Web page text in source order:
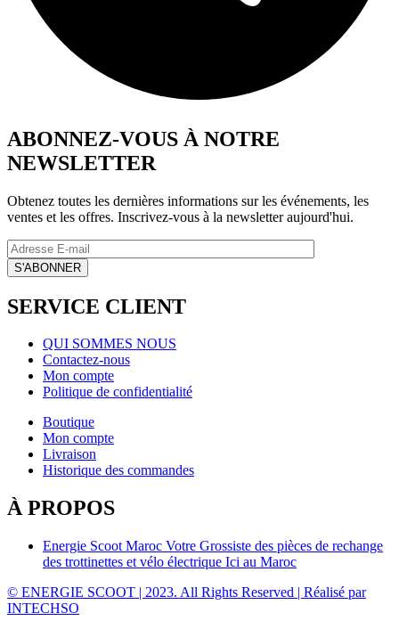
ABONNEZ-VOUS À NOTRE
NEWSLETTER
Obtenez toutes les dernières informations sur les événements, les
ventes et les offres. Inscrivez-vous à la newsletter aujourd'hui.
SERVICE CLIENT
QUI SOMMES NOUS
Contactez-nous
Mon compte
Politique de confidentialité
Boutique
Mon compte
Livraison
Historique des commandes
À PROPOS
Energie Scoot Maroc Votre Grossiste des pièces de rechange
des trottinettes et vélo électrique Ici au Maroc
© ENERGIE SCOOT | 2023. All Rights Reserved | Réalisé par
INTECHSO